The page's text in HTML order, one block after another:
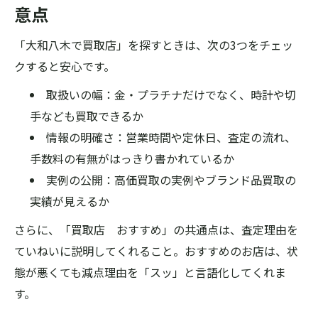
意点
「大和八木で買取店」を探すときは、次の3つをチェッ
クすると安心です。
取扱いの幅：金・プラチナだけでなく、時計や切
手なども買取できるか
情報の明確さ：営業時間や定休日、査定の流れ、
手数料の有無がはっきり書かれているか
実例の公開：高価買取の実例やブランド品買取の
実績が見えるか
さらに、「買取店 おすすめ」の共通点は、査定理由を
ていねいに説明してくれること。おすすめのお店は、状
態が悪くても減点理由を「スッ」と言語化してくれま
す。